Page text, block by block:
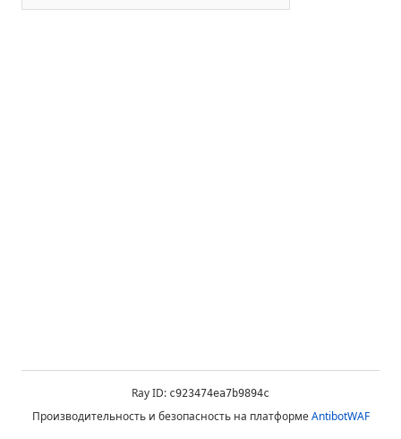
Ray ID: c923474ea7b9894c
Производительность и безопасность на платформеAntibotWAF